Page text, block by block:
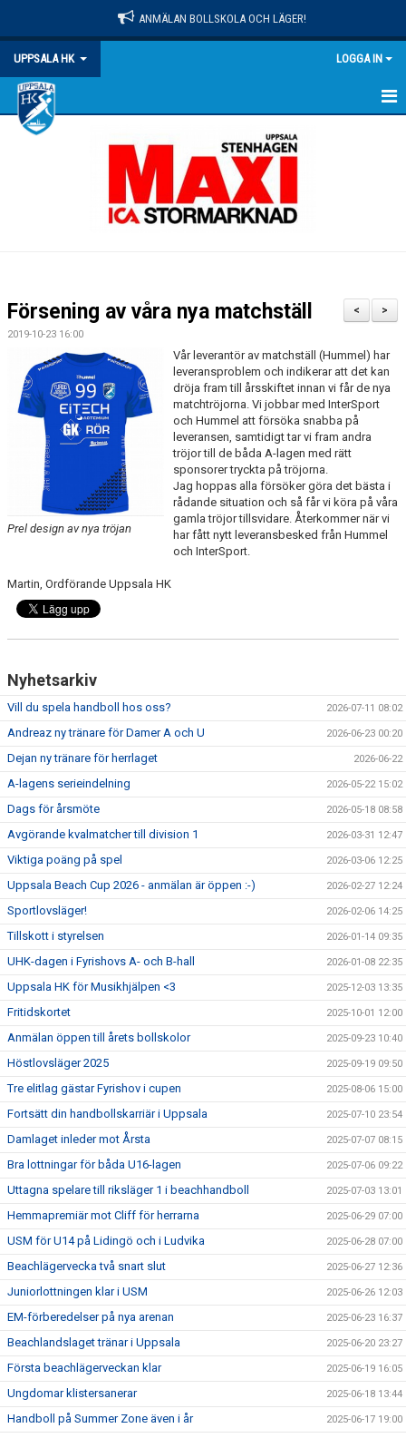
ANMÄLAN BOLLSKOLA OCH LÄGER!
UPPSALA HK LOGGA IN
HEM
KONTAKT
DOKUMENT
PRAKTISK INFO
>
<
Försening av våra nya matchställ
2019-10-23 16:00
Prel design av nya tröjan
Vår leverantör av matchställ (Hummel) har
leveransproblem och indikerar att det kan
dröja fram till årsskiftet innan vi får de nya
matchtröjorna. Vi jobbar med InterSport
och Hummel att försöka snabba på
leveransen, samtidigt tar vi fram andra
tröjor till de båda A-lagen med rätt
sponsorer tryckta på tröjorna.
Jag hoppas alla försöker göra det bästa i
rådande situation och så får vi köra på våra
gamla tröjor tillsvidare. Återkommer när vi
har fått nytt leveransbesked från Hummel
och InterSport.
Martin, Ordförande Uppsala HK
Nyhetsarkiv
Vill du spela handboll hos oss? 2026-07-11 08:02
Andreaz ny tränare för Damer A och U 2026-06-23 00:20
Dejan ny tränare för herrlaget 2026-06-22
A-lagens serieindelning 2026-05-22 15:02
Dags för årsmöte 2026-05-18 08:58
Avgörande kvalmatcher till division 1 2026-03-31 12:47
Viktiga poäng på spel 2026-03-06 12:25
Uppsala Beach Cup 2026 - anmälan är öppen :-) 2026-02-27 12:24
Sportlovsläger! 2026-02-06 14:25
Tillskott i styrelsen 2026-01-14 09:35
UHK-dagen i Fyrishovs A- och B-hall 2026-01-08 22:35
Uppsala HK för Musikhjälpen <3 2025-12-03 13:35
Fritidskortet 2025-10-01 12:00
Anmälan öppen till årets bollskolor 2025-09-23 10:40
Höstlovsläger 2025 2025-09-19 09:50
Tre elitlag gästar Fyrishov i cupen 2025-08-06 15:00
Fortsätt din handbollskarriär i Uppsala 2025-07-10 23:54
Damlaget inleder mot Årsta 2025-07-07 08:15
Bra lottningar för båda U16-lagen 2025-07-06 09:22
Uttagna spelare till riksläger 1 i beachhandboll 2025-07-03 13:01
Hemmapremiär mot Cliff för herrarna 2025-06-29 07:00
USM för U14 på Lidingö och i Ludvika 2025-06-28 07:00
Beachlägervecka två snart slut 2025-06-27 12:36
Juniorlottningen klar i USM 2025-06-26 12:03
EM-förberedelser på nya arenan 2025-06-23 16:37
Beachlandslaget tränar i Uppsala 2025-06-20 23:27
Första beachlägerveckan klar 2025-06-19 16:05
Ungdomar klistersanerar 2025-06-18 13:44
Handboll på Summer Zone även i år 2025-06-17 19:00